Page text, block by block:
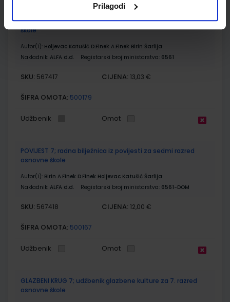
Prilagodi
POVIJEST 7; udžbenik iz povijesti za sedmi razred osnovne
škole
Autor(i): Holjevac Katušić D.Finek A.Finek Birin Šarlija
Nakladnik: ALFA d.d. Registarski broj ministarstva: 6561
SKU: 567417 CIJENA: 13,03 €
ŠIFRA OMOTA: 500179
Udžbenik Omot
POVIJEST 7; radna bilježnica iz povijesti za sedmi razred
osnovne škole
Autor(i): Birin A.Finek D.Finek Holjevac Katušić Šarlija
Nakladnik: ALFA d.d. Registarski broj ministarstva: 6561-DOM
SKU: 567418 CIJENA: 12,00 €
ŠIFRA OMOTA: 500167
Udžbenik Omot
GLAZBENI KRUG 7; udžbenik glazbene kulture za 7. razred
osnovne škole